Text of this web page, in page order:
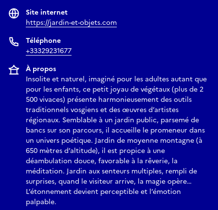
Site internet
https://jardin-et-objets.com
Téléphone
+33329231677
À propos
Insolite et naturel, imaginé pour les adultes autant que
pour les enfants, ce petit joyau de végétaux (plus de 2
500 vivaces) présente harmonieusement des outils
traditionnels vosgiens et des œuvres d’artistes
régionaux. Semblable à un jardin public, parsemé de
bancs sur son parcours, il accueille le promeneur dans
un univers poétique. Jardin de moyenne montagne (à
650 mètres d’altitude), il est propice à une
déambulation douce, favorable à la rêverie, la
méditation. Jardin aux senteurs multiples, rempli de
surprises, quand le visiteur arrive, la magie opère…
L’étonnement devient perceptible et l’émotion
palpable.